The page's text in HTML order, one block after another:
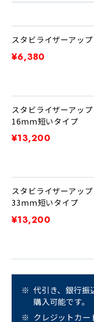
スタビライザーアッ
¥6,380
スタビライザーアッ
16ｍｍ短いタイプ
¥13,200
スタビライザーアッ
33ｍｍ短いタイプ
¥13,200
代引き、銀行振
購入可能です。
クレジットカー